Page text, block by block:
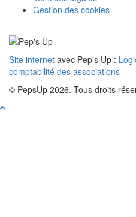
Gestion des cookies
Site internet avec Pep's Up :
comptabilité des associations
© PepsUp 2026. Tous droits